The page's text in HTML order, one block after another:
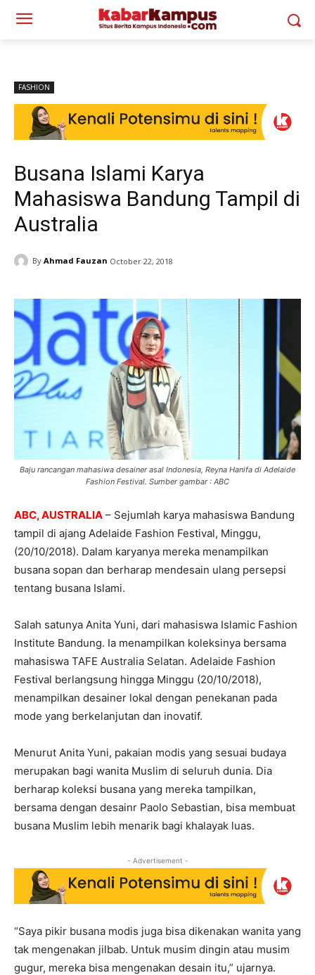
FASHION
Busana Islami Karya
Mahasiswa Bandung Tampil di
Australia
By Ahmad Fauzan October 22, 2018
Baju rancangan mahasiwa desainer asal Indonesia, Reyna Hanifa di Adelaide
Fashion Festival. Sumber gambar : ABC
ABC, AUSTRALIA – Sejumlah karya mahasiswa Bandung
tampil di ajang Adelaide Fashion Festival, Minggu,
(20/10/2018). Dalam karyanya mereka menampilkan
busana sopan dan berharap mendesain ulang persepsi
tentang busana Islami.
Salah satunya Anita Yuni, dari mahasiswa Islamic Fashion
Institute Bandung. Ia menampilkan koleksinya bersama
mahasiswa TAFE Australia Selatan. Adelaide Fashion
Festival berlangsung hingga Minggu (20/10/2018),
menampilkan desainer lokal dengan penekanan pada
mode yang berkelanjutan dan inovatif.
Menurut Anita Yuni, pakaian modis yang sesuai budaya
merupakan bagi wanita Muslim di seluruh dunia. Dia
berharap koleksi busana yang mereka tampilkan,
bersama dengan desainr Paolo Sebastian, bisa membuat
busana Muslim lebih menarik bagi khalayak luas.
- Advertisement -
“Saya pikir busana modis juga bisa dikenakan wanita yang
tak mengenakan jilbab. Untuk musim dingin atau musim
gugur, mereka bisa mengenakan desain itu,” ujarnya.